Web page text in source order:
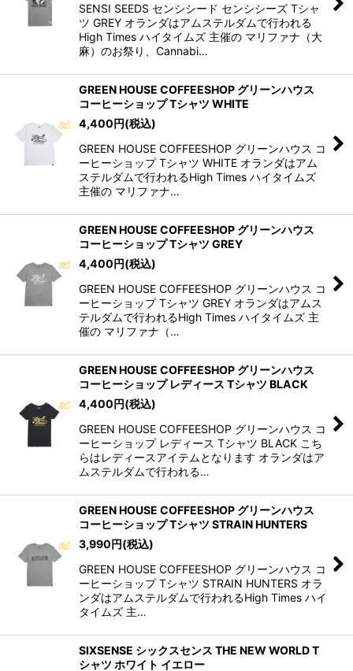
SENSI SEEDS センシシード センシシーズ Tシャ
ツ GREY オランダはアムステルダムで行われる
High Times ハイタイムズ 主催の マリファナ（大
麻）のお祭り、Cannabi…
GREEN HOUSE COFFEESHOP グリーンハウス
コーヒーショップ Tシャツ WHITE
4,400円(税込)
GREEN HOUSE COFFEESHOP グリーンハウス コ
ーヒーショップ Tシャツ WHITE オランダはアム
ステルダムで行われるHigh Times ハイタイムズ
主催の マリファナ…
GREEN HOUSE COFFEESHOP グリーンハウス
コーヒーショップ Tシャツ GREY
4,400円(税込)
GREEN HOUSE COFFEESHOP グリーンハウス コ
ーヒーショップ Tシャツ GREY オランダはアムス
テルダムで行われるHigh Times ハイタイムズ 主
催の マリファナ（…
GREEN HOUSE COFFEESHOP グリーンハウス
コーヒーショップ レディース Tシャツ BLACK
4,400円(税込)
GREEN HOUSE COFFEESHOP グリーンハウス コ
ーヒーショップ レディース Tシャツ BLACK こち
らはレディースアイテムとなります オランダはア
ムステルダムで行われる…
GREEN HOUSE COFFEESHOP グリーンハウス
コーヒーショップ Tシャツ STRAIN HUNTERS
3,990円(税込)
GREEN HOUSE COFFEESHOP グリーンハウス コ
ーヒーショップ Tシャツ STRAIN HUNTERS オラ
ンダはアムステルダムで行われるHigh Times ハイ
タイムズ 主…
SIXSENSE シックスセンス THE NEW WORLD T
シャツ ホワイト イエロー